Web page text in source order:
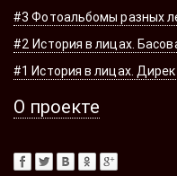
#3 Фотоальбомы разных
#2 История в лицах.
#1 История в лицах.
О проекте